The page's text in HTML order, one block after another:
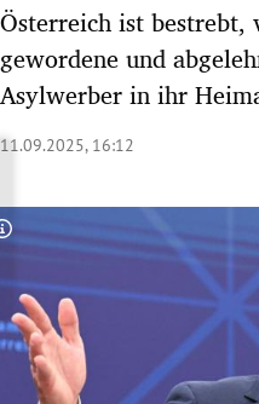
Untermenü
Untermenü
Untermenü
Untermenü
Untermenü
Untermenü
Österreich ist
gewordene und
Asylwerber in ihr
11.09.2025, 16:12
Copyright-Hinweis öffnen/